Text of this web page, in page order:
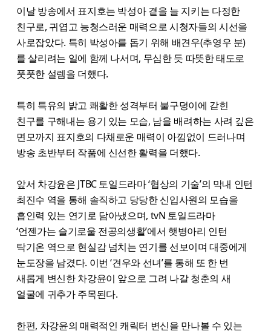
이날 방송에서 표지호는 박성아 곁을 늘 지키는 다정한
친구로, 귀엽고 능청스러운 매력으로 시청자들의 시선을
사로잡았다. 특히 박성아를 돕기 위해 배견우(추영우 분)
를 살리려는 일에 함께 나서며, 무심한 듯 따뜻한 태도로
풋풋한 설렘을 더했다.
특히 특유의 밝고 쾌활한 성격부터 불구덩이에 갇힌
친구를 구해내는 용기 있는 모습, 남을 배려하는 사려 깊은
면모까지 표지호의 다채로운 매력이 아낌없이 드러나며
방송 초반부터 작품에 신선한 활력을 더했다.
앞서 차강윤은 JTBC 토일드라마 ‘협상의 기술’의 막내 인턴
최진수 역을 통해 솔직하고 당당한 신입사원의 모습을
흡인력 있는 연기로 담아냈으며, tvN 토일드라마
‘언젠가는 슬기로울 전공의생활’에서 햇병아리 인턴
탁기온 역으로 현실감 넘치는 연기를 선보이며 대중에게
눈도장을 남겼다. 이번 ‘견우와 선녀’를 통해 또 한 번
새롭게 변신한 차강윤이 앞으로 그려 나갈 청춘의 새
얼굴에 귀추가 주목된다.
한편, 차강윤의 매력적인 캐릭터 변신을 만나볼 수 있는